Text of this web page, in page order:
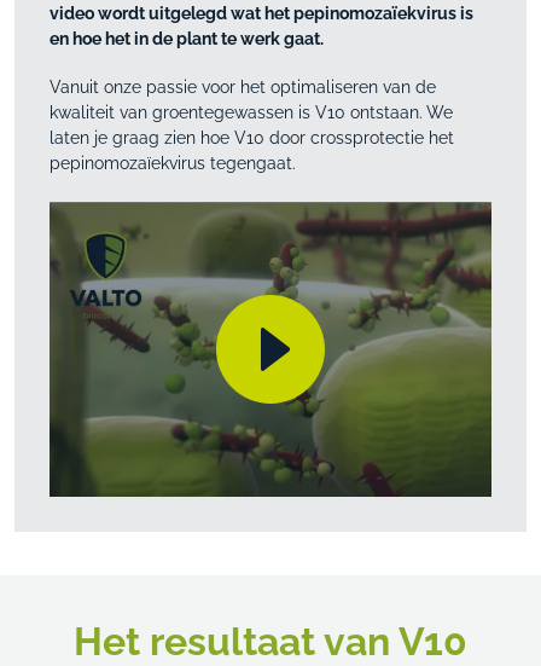
video wordt uitgelegd wat het pepinomozaïekvirus is
en hoe het in de plant te werk gaat.
Vanuit onze passie voor het optimaliseren van de
kwaliteit van groentegewassen is V10 ontstaan. We
laten je graag zien hoe V10 door crossprotectie het
pepinomozaïekvirus tegengaat.
Het resultaat van V10